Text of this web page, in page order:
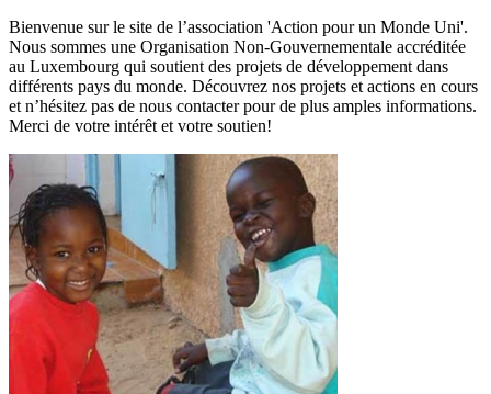
Bienvenue sur le site de l’association 'Action pour un Monde Uni'.
Nous sommes une Organisation Non-Gouvernementale accréditée
au Luxembourg qui soutient des projets de développement dans
différents pays du monde. Découvrez nos projets et actions en cours
et n’hésitez pas de nous contacter pour de plus amples informations.
Merci de votre intérêt et votre soutien!